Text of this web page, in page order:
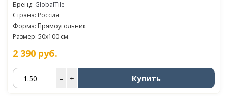
Бренд: GlobalTile
Страна: Россия
Форма: Прямоугольник
Размер: 50x100 см.
2 390 руб.
– + Купить